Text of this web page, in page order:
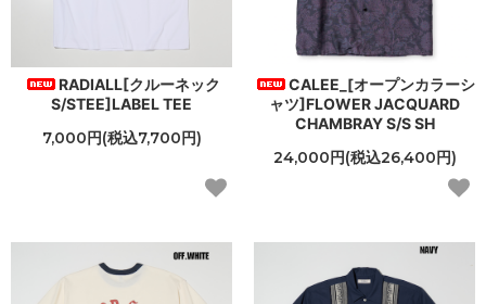
RADIALL[クルーネック
S/STEE]LABEL TEE
7,000円(税込7,700円)
CALEE_[オープンカラーシ
ャツ]FLOWER JACQUARD
CHAMBRAY S/S SH
24,000円(税込26,400円)